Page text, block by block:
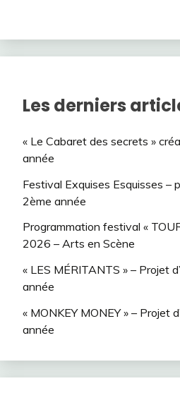
Les derniers
« Le Cabaret des secrets »
année
Festival Exquises Esquisses –
2ème année
Programmation festival «
2026 – Arts en Scène
« LES MÉRITANTS » – Projet
année
« MONKEY MONEY » – Projet
année